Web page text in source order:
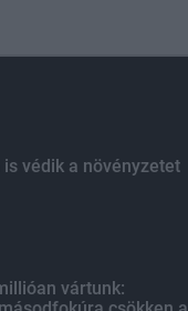
is védik a növényzetet
vártunk: